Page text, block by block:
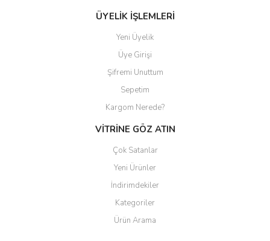
ÜYELİK İŞLEMLERİ
Yeni Üyelik
Üye Girişi
Şifremi Unuttum
Sepetim
Kargom Nerede?
VİTRİNE GÖZ ATIN
Çok Satanlar
Yeni Ürünler
İndirimdekiler
Kategoriler
Ürün Arama